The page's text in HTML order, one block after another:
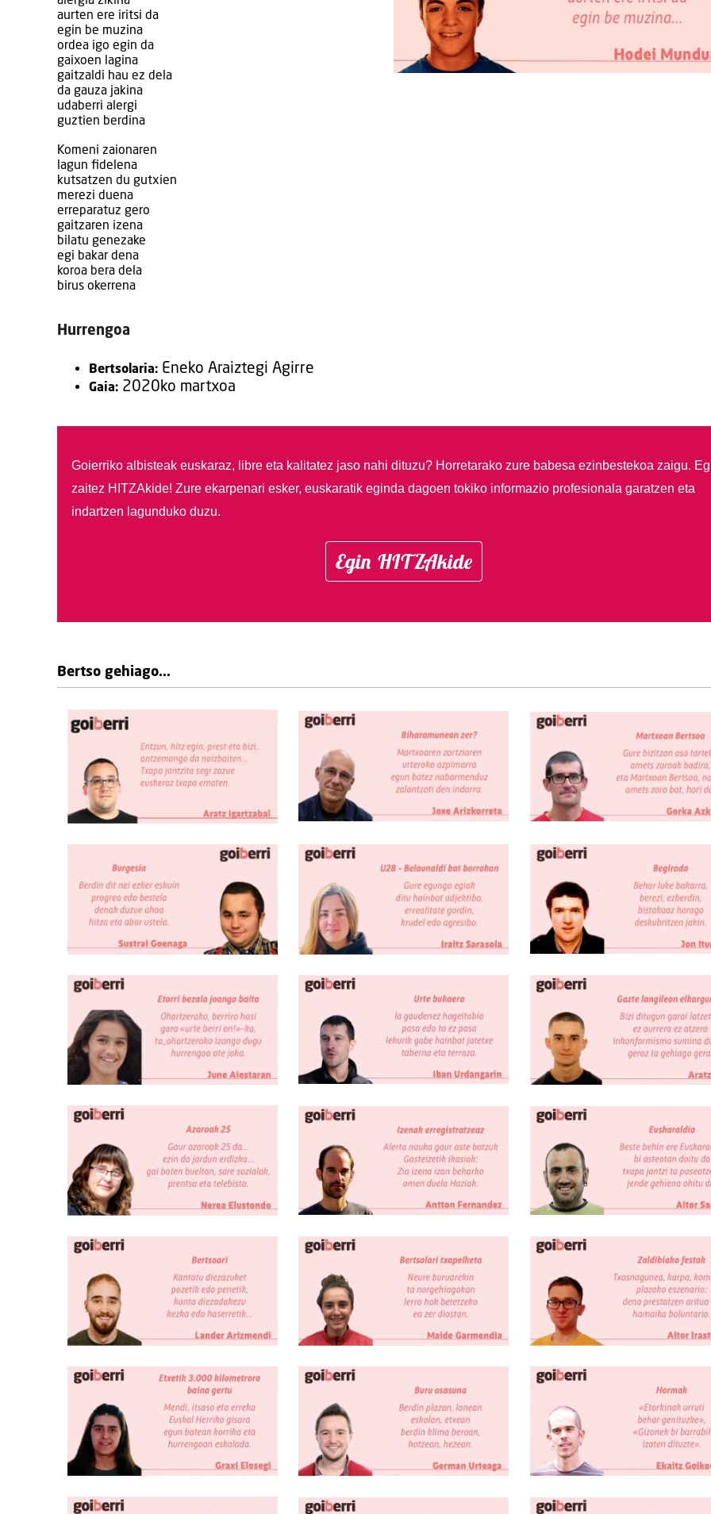
aurten ere iritsi da
egin be muzina
ordea igo egin da
gaixoen lagina
gaitzaldi hau ez dela
da gauza jakina
udaberri alergi
guztien berdina
Komeni zaionaren
lagun fidelena
kutsatzen du gutxien
merezi duena
erreparatuz gero
gaitzaren izena
bilatu genezake
egi bakar dena
koroa bera dela
birus okerrena
Hurrengoa
Bertsolaria: Eneko Araiztegi Agirre
Gaia: 2020ko martxoa
Goierriko albisteak euskaraz, libre eta kalitatez jaso nahi dituzu? Horretarako zure babesa ezinbestekoa zaigu.
zaitez HITZAkide! Zure ekarpenari esker, euskaratik eginda dagoen tokiko informazio profesionala garatzen eta
indartzen lagunduko duzu.
Egin HITZAkide
Bertso gehiago...